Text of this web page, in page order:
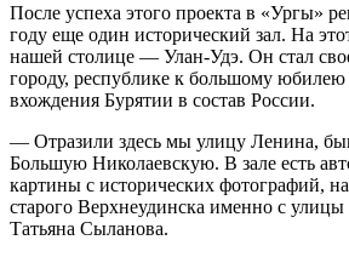
После успеха этого проекта в «Ургы»
году еще один исторический зал. На
нашей столице — Улан-Удэ. Он стал
городу, республике к большому
вхождения Бурятии в состав России.
— Отразили здесь мы улицу Ленина,
Большую Николаевскую. В зале есть
картины с исторических фотографий,
старого Верхнеудинска именно с
Татьяна Сыланова.